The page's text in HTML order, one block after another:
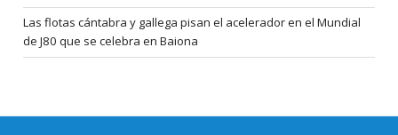
Las flotas cántabra y gallega pisan el acelerador en el Mundial
de J80 que se celebra en Baiona